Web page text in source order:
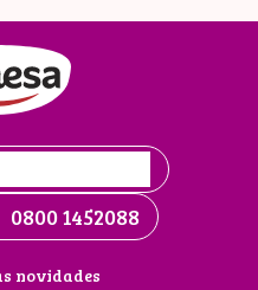
0800 1452088
novidades